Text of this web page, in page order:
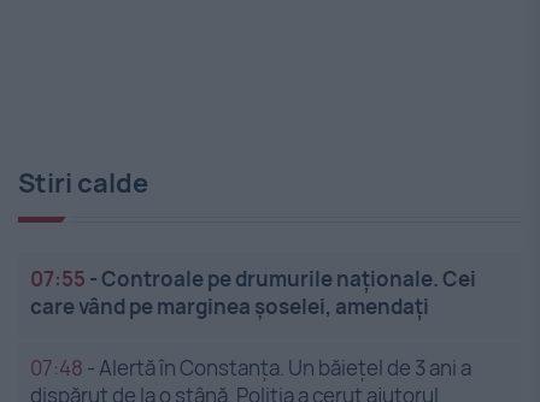
Stiri calde
07:55 -Controale pe drumurile naționale. Cei
care vând pe marginea șoselei, amendați
07:48 -Alertă în Constanța. Un băiețel de 3 ani a
dispărut de la o stână. Poliția a cerut ajutorul